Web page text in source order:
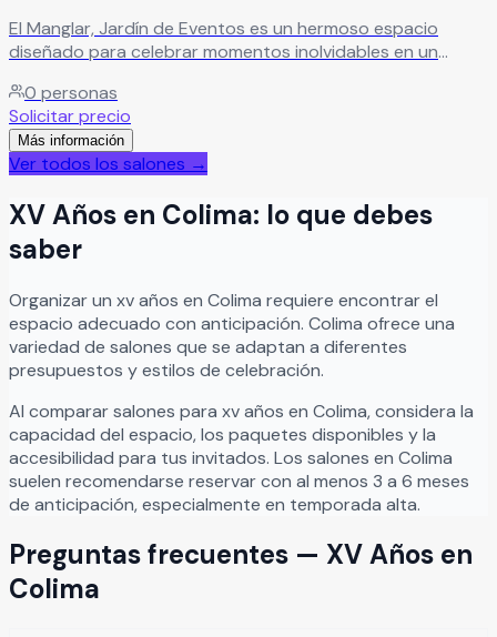
El Manglar, Jardín de Eventos es un hermoso espacio
diseñado para celebrar momentos inolvidables en un
recinto es ideal para bodas, XV años, aniversarios,
graduaciones, reuniones familiares y eventos sociales
especiales, ofreciendo instalaciones pensadas para crear
experiencias memorables junto a familiares y amigos. En El
disfrutes tu celebración exactamente como la imaginaste,
brindando atención personalizada, comodidad y un
entorno perfecto para vivir momentos únicos.
0 personas
Solicitar precio
Más información
Ver todos los salones →
XV Años en Colima: lo que debes
saber
Organizarun xv años en Colima requiere encontrar el
espacio adecuado con anticipación. Colima ofrece una
variedad de salones que se adaptan a diferentes
presupuestos y estilos de celebración.
Al comparar salones para xv años en Colima, considera la
capacidad del espacio, los paquetes disponibles y la
accesibilidad para tus invitados. Los salones en Colima
suelen recomendarse reservar con al menos 3 a 6 meses
de anticipación, especialmente en temporada alta.
Preguntas frecuentes — XV Años en
Colima